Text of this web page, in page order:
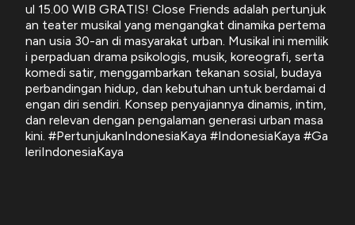
ul 15.00 WIB GRATIS! Close Friends adalah pertunjuk
an teater musikal yang mengangkat dinamika pertema
nan usia 30-an di masyarakat urban. Musikal ini memilik
i perpaduan drama psikologis, musik, koreografi, serta
komedi satir, menggambarkan tekanan sosial, budaya
perbandingan hidup, dan kebutuhan untuk berdamai d
engan diri sendiri. Konsep penyajiannya dinamis, intim,
dan relevan dengan pengalaman generasi urban masa
kini. #PertunjukanIndonesiaKaya #IndonesiaKaya #Ga
leriIndonesiaKaya